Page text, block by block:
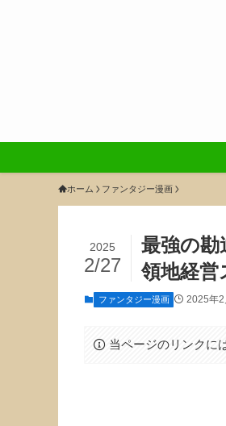
ホーム ファンタジー漫画
最強の勘
領地経営
2025
2/27
ファンタジー漫画 2025年2
当ページのリンクに